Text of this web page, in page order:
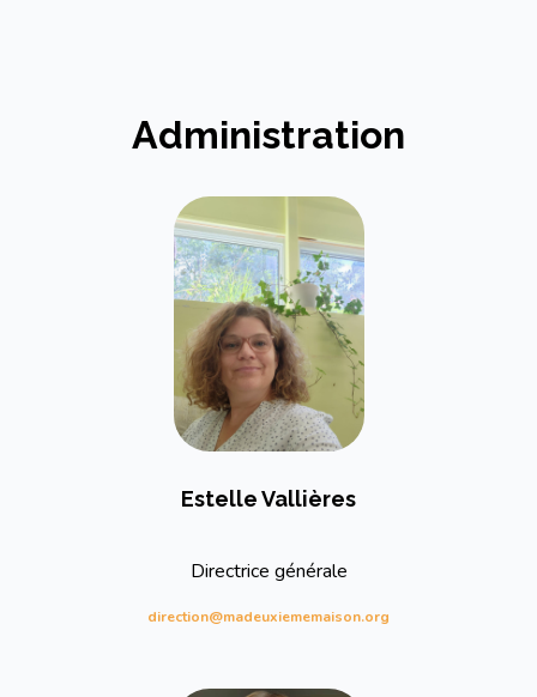
Administration
Estelle Vallières
Directrice générale
direction@madeuxiememaison.org